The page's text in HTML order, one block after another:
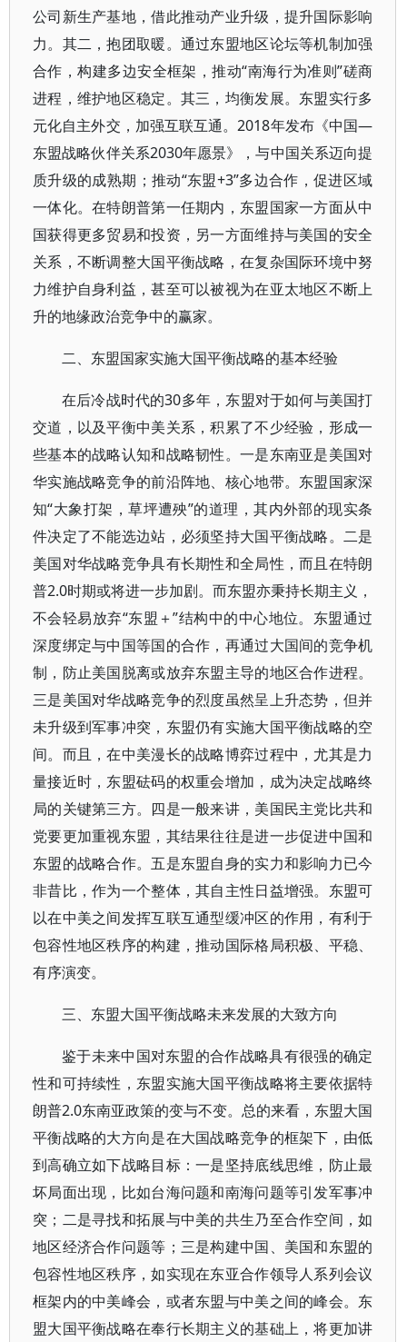
公司新生产基地，借此推动产业升级，提升国际影响
力。其二，抱团取暖。通过东盟地区论坛等机制加强
合作，构建多边安全框架，推动“南海行为准则”磋商
进程，维护地区稳定。其三，均衡发展。东盟实行多
元化自主外交，加强互联互通。2018年发布《中国—
东盟战略伙伴关系2030年愿景》，与中国关系迈向提
质升级的成熟期；推动“东盟+3”多边合作，促进区域
一体化。在特朗普第一任期内，东盟国家一方面从中
国获得更多贸易和投资，另一方面维持与美国的安全
关系，不断调整大国平衡战略，在复杂国际环境中努
力维护自身利益，甚至可以被视为在亚太地区不断上
升的地缘政治竞争中的赢家。
二、东盟国家实施大国平衡战略的基本经验
在后冷战时代的30多年，东盟对于如何与美国打
交道，以及平衡中美关系，积累了不少经验，形成一
些基本的战略认知和战略韧性。一是东南亚是美国对
华实施战略竞争的前沿阵地、核心地带。东盟国家深
知“大象打架，草坪遭殃”的道理，其内外部的现实条
件决定了不能选边站，必须坚持大国平衡战略。二是
美国对华战略竞争具有长期性和全局性，而且在特朗
普2.0时期或将进一步加剧。而东盟亦秉持长期主义，
不会轻易放弃“东盟＋”结构中的中心地位。东盟通过
深度绑定与中国等国的合作，再通过大国间的竞争机
制，防止美国脱离或放弃东盟主导的地区合作进程。
三是美国对华战略竞争的烈度虽然呈上升态势，但并
未升级到军事冲突，东盟仍有实施大国平衡战略的空
间。而且，在中美漫长的战略博弈过程中，尤其是力
量接近时，东盟砝码的权重会增加，成为决定战略终
局的关键第三方。四是一般来讲，美国民主党比共和
党要更加重视东盟，其结果往往是进一步促进中国和
东盟的战略合作。五是东盟自身的实力和影响力已今
非昔比，作为一个整体，其自主性日益增强。东盟可
以在中美之间发挥互联互通型缓冲区的作用，有利于
包容性地区秩序的构建，推动国际格局积极、平稳、
有序演变。
三、东盟大国平衡战略未来发展的大致方向
鉴于未来中国对东盟的合作战略具有很强的确定
性和可持续性，东盟实施大国平衡战略将主要依据特
朗普2.0东南亚政策的变与不变。总的来看，东盟大国
平衡战略的大方向是在大国战略竞争的框架下，由低
到高确立如下战略目标：一是坚持底线思维，防止最
坏局面出现，比如台海问题和南海问题等引发军事冲
突；二是寻找和拓展与中美的共生乃至合作空间，如
地区经济合作问题等；三是构建中国、美国和东盟的
包容性地区秩序，如实现在东亚合作领导人系列会议
框架内的中美峰会，或者东盟与中美之间的峰会。东
盟大国平衡战略在奉行长期主义的基础上，将更加讲